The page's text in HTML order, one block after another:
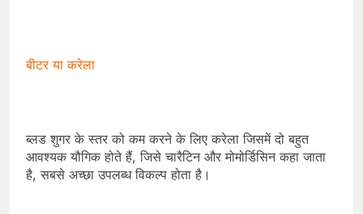
बीटर या करेला
ब्लड शुगर के स्तर को कम करने के लिए करेला जिसमें दो बहुत
आवश्यक यौगिक होते हैं, जिसे चारैटिन और मोमोर्डिसिन कहा जाता
है, सबसे अच्छा उपलब्ध विकल्प होता है।